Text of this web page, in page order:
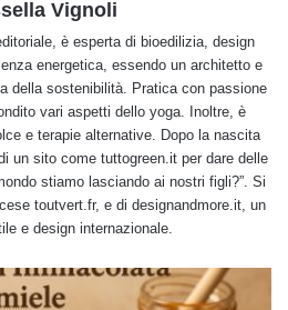
Vignoli
è esperta di bioedilizia, design
energetica, essendo un architetto e
della sostenibilità. Pratica con passione
vari aspetti dello yoga. Inoltre, è
e terapie alternative. Dopo la nascita
un sito come tuttogreen.it per dare delle
stiamo lasciando ai nostri figli?”. Si
toutvert.fr, e di designandmore.it, un
e design internazionale.